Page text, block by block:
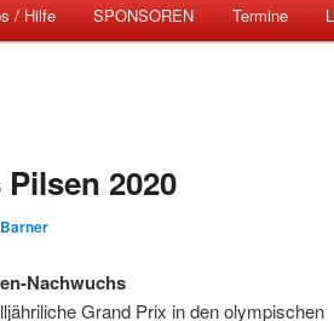
/ Hilfe SPONSOREN Termine
2020
Nachwuchs
Grand Prix in den olympischen